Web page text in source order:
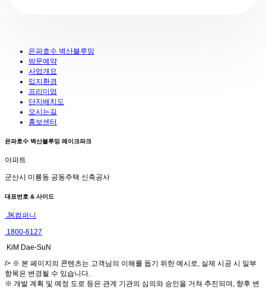
은파호수 벽산블루밍
방문예약
사업개요
입지환경
프리미엄
단지배치도
오시는길
홍보센터
은파호수 벽산블루밍 레이크파크
아파트
군산시 미룡동 공동주택 신축공사
대표번호 & 사이드
JK컴퍼니
1800-6127
KiM Dae-SuN
/> ※ 본 페이지의 콘텐츠는 고객님의 이해를 돕기 위한 예시로, 실제 시공 시 일부
항목은 변경될 수 있습니다.
※ 개발 계획 및 예정 도로 등은 관계 기관의 심의와 승인을 거쳐 추진되며, 향후 변